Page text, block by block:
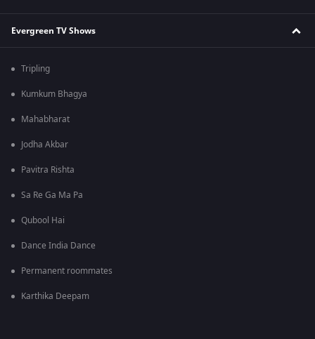
Evergreen TV Shows
Tripling
Kumkum Bhagya
Mahabharat
Jodha Akbar
Pavitra Rishta
Sa Re Ga Ma Pa
Qubool Hai
Dance India Dance
Permanent roommates
Karthika Deepam